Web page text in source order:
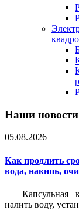
Наши новости
05.08.2026
Как продлить
вода, накипь,
Капсульная
налить воду,